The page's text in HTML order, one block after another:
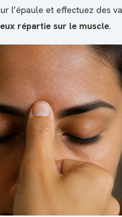
l’épaule et effectuez des
répartie sur le muscle.